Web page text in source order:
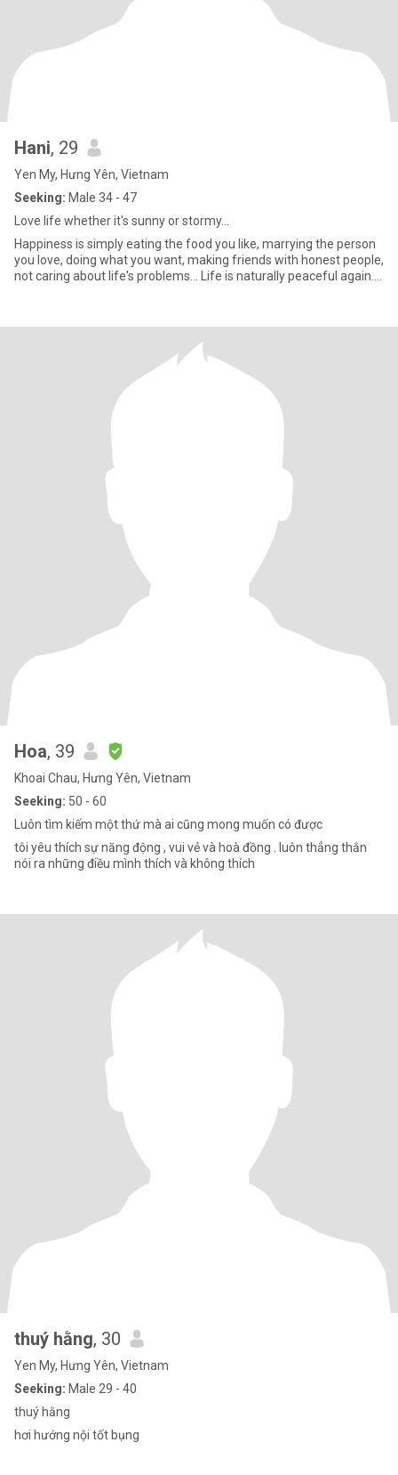
Hani, 29
Yen My, Hưng Yên, Vietnam
Seeking: Male 34 - 47
Love life whether it's sunny or stormy...
Happiness is simply eating the food you like, marrying the person
you love, doing what you want, making friends with honest people,
not caring about life's problems... Life is naturally peaceful again....
Hoa, 39
Khoai Chau, Hưng Yên, Vietnam
Seeking: 50 - 60
Luôn tìm kiếm một thứ mà ai cũng mong muốn có được
tôi yêu thích sự năng động , vui vẻ và hoà đồng . luôn thẳng thắn
nói ra những điều mình thích và không thích
thuý hằng, 30
Yen My, Hưng Yên, Vietnam
Seeking: Male 29 - 40
thuý hằng
hơi hướng nội tốt bụng